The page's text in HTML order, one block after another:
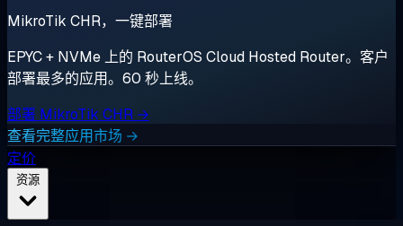
MikroTik CHR，一键部署
EPYC + NVMe 上的 RouterOS Cloud Hosted Router。客户
部署最多的应用。60 秒上线。
部署 MikroTik CHR →
查看完整应用市场 →
定价